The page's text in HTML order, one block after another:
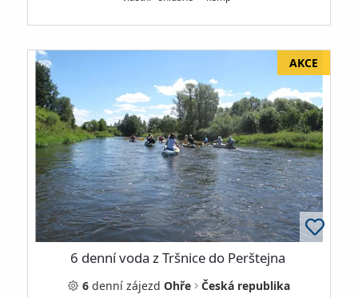
6 denní voda z Tršnice do Perštejna
6 denní zájezd Ohře
Česká republika